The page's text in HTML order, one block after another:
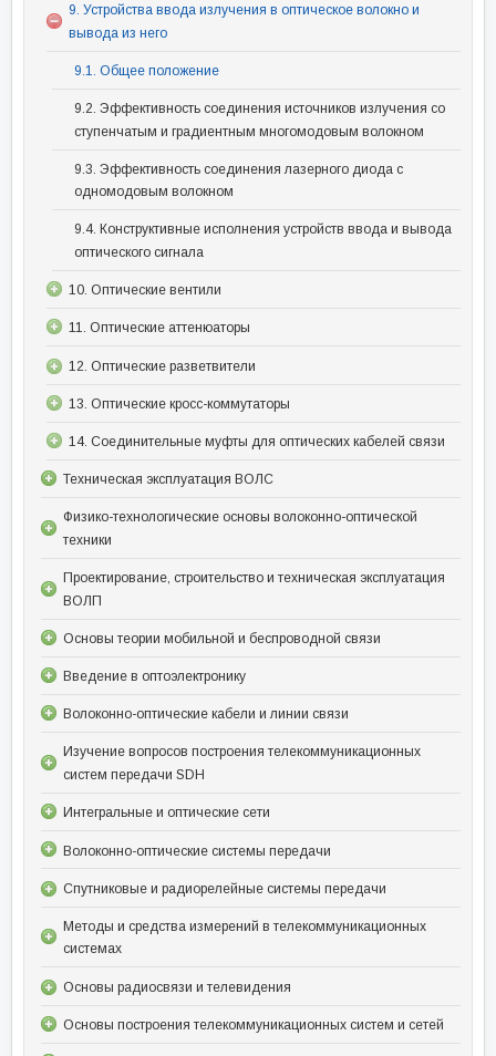
9. Устройства ввода излучения в оптическое волокно и
вывода из него
9.1. Общее положение
9.2. Эффективность соединения источников излучения со
ступенчатым и градиентным многомодовым волокном
9.3. Эффективность соединения лазерного диода с
одномодовым волокном
9.4. Конструктивные исполнения устройств ввода и вывода
оптического сигнала
10. Оптические вентили
11. Оптические аттенюаторы
12. Оптические разветвители
13. Оптические кросс-коммутаторы
14. Соединительные муфты для оптических кабелей связи
Техническая эксплуатация ВОЛС
Физико-технологические основы волоконно-оптической
техники
Проектирование, строительство и техническая эксплуатация
ВОЛП
Основы теории мобильной и беспроводной связи
Введение в оптоэлектронику
Волоконно-оптические кабели и линии связи
Изучение вопросов построения телекоммуникационных
систем передачи SDH
Интегральные и оптические сети
Волоконно-оптические системы передачи
Спутниковые и радиорелейные системы передачи
Методы и средства измерений в телекоммуникационных
системах
Основы радиосвязи и телевидения
Основы построения телекоммуникационных систем и сетей